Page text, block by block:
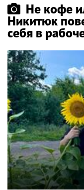
Не кофе
Никитюк
себя в